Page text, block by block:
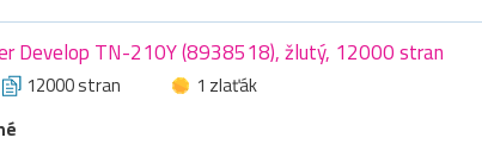
Develop TN-210Y (8938518), žlutý, 12000 stran
12000 stran
1 zlaťák